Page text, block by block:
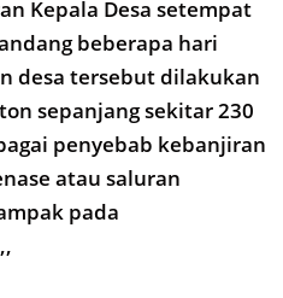
Kepala Desa setempat
beberapa hari
desa tersebut dilakukan
sepanjang sekitar 230
penyebab kebanjiran
atau saluran
pada